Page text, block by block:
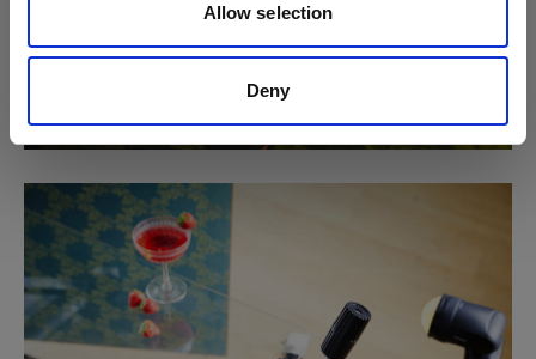
Allow selection
Deny